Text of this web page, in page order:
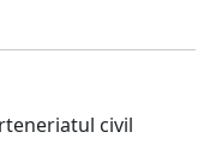
civil